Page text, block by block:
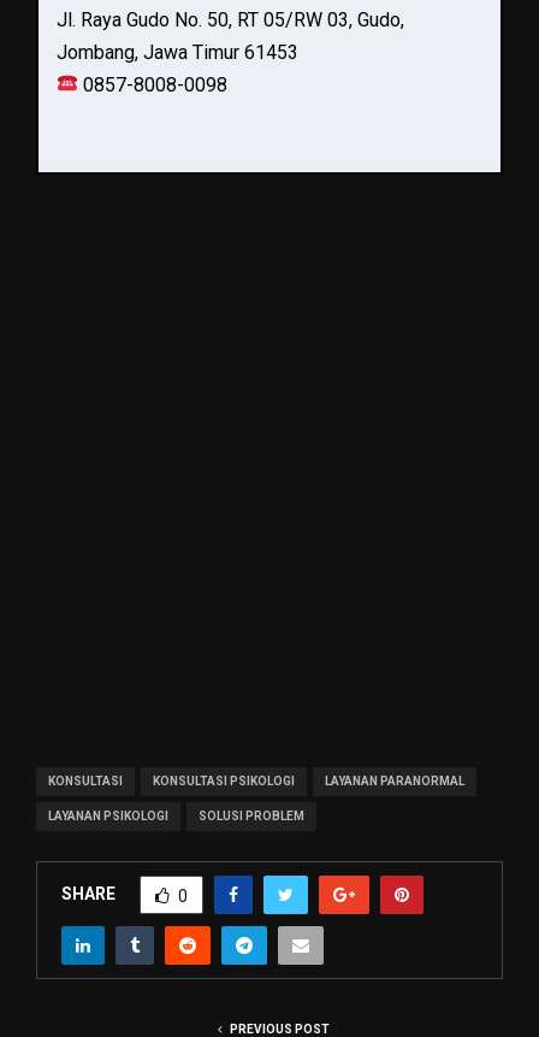
Jl. Raya Gudo No. 50, RT 05/RW 03, Gudo,
Jombang, Jawa Timur 61453
0857-8008-0098
KONSULTASI KONSULTASI PSIKOLOGI LAYANAN PARANORMAL
LAYANAN PSIKOLOGI SOLUSI PROBLEM
SHARE 0
PREVIOUS POST